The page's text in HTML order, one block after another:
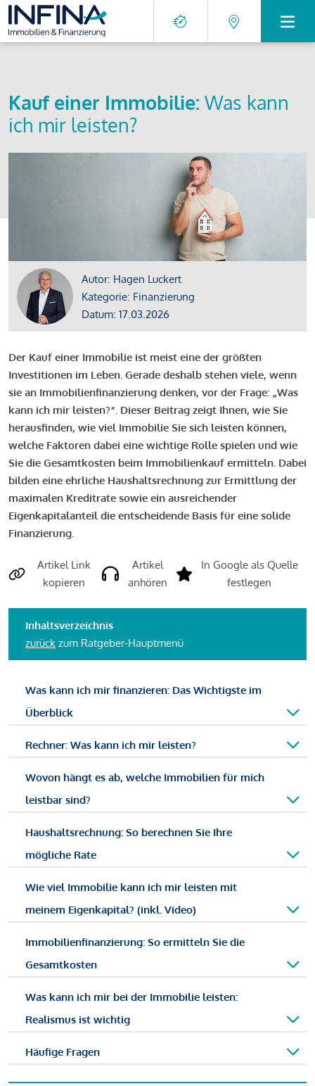
Kauf einer Immobilie: Was kann
ich mir leisten?
Autor: Hagen Luckert
Kategorie: Finanzierung
Datum: 17.03.2026
Der Kauf einer Immobilie ist meist eine der größten
Investitionen im Leben. Gerade deshalb stehen viele, wenn
sie an Immobilienfinanzierung denken, vor der Frage: „Was
kann ich mir leisten?“. Dieser Beitrag zeigt Ihnen, wie Sie
herausfinden, wie viel Immobilie Sie sich leisten können,
welche Faktoren dabei eine wichtige Rolle spielen und wie
Sie die Gesamtkosten beim Immobilienkauf ermitteln. Dabei
bilden eine ehrliche Haushaltsrechnung zur Ermittlung der
maximalen Kreditrate sowie ein ausreichender
Eigenkapitalanteil die entscheidende Basis für eine solide
Finanzierung.
Artikel Link
kopieren
Artikel
anhören
In Google als Quelle
festlegen
Inhaltsverzeichnis
zurück zum Ratgeber-Hauptmenü
Was kann ich mir finanzieren: Das Wichtigste im
Überblick
Rechner: Was kann ich mir leisten?
Wovon hängt es ab, welche Immobilien für mich
leistbar sind?
Haushaltsrechnung: So berechnen Sie Ihre
mögliche Rate
Wie viel Immobilie kann ich mir leisten mit
meinem Eigenkapital? (inkl. Video)
Immobilienfinanzierung: So ermitteln Sie die
Gesamtkosten
Was kann ich mir bei der Immobilie leisten:
Realismus ist wichtig
Häufige Fragen